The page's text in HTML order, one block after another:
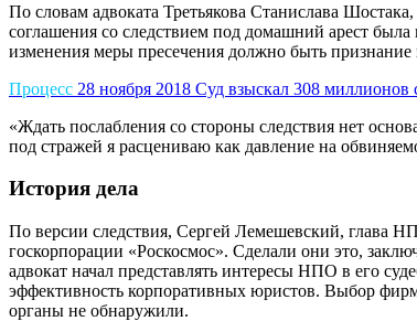
По словам адвоката Третьякова Станислава
соглашения со следствием под домашний арест
изменения меры пресечения должно быть
Процесс 28 ноября 2018 Суд взыскал 308 миллионов
«Ждать послабления со стороны следствия нет
под стражей я расцениваю как давление на
История дела
По версии следствия, Сергей Лемешевский, глава
госкорпорации «Роскосмос». Сделали они это,
адвокат начал представлять интересы НПО в его
эффективность корпоративных юристов. Выбор
органы не обнаружили.